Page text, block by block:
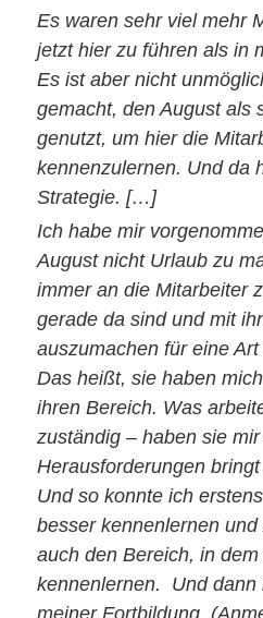
Es waren sehr viel mehr
jetzt hier zu führen als in
Es ist aber nicht
gemacht, den August als
genutzt, um hier die
kennenzulernen. Und da
Strategie. […]
Ich habe mir
August nicht Urlaub zu
immer an die Mitarbeiter
gerade da sind und mit
auszumachen für eine
Das heißt, sie haben
ihren Bereich. Was
zuständig – haben sie
Herausforderungen
Und so konnte ich
besser kennenlernen
auch den Bereich, in
kennenlernen. Und dann